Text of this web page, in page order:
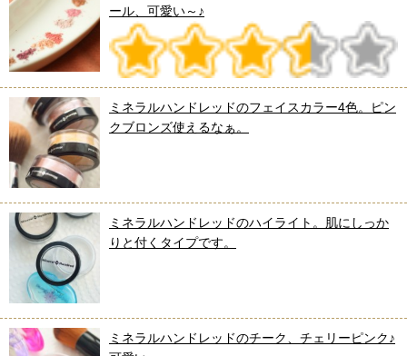
ール、可愛い～♪
ミネラルハンドレッドのフェイスカラー4色。ピン
クブロンズ使えるなぁ。
ミネラルハンドレッドのハイライト。肌にしっか
りと付くタイプです。
ミネラルハンドレッドのチーク、チェリーピンク♪